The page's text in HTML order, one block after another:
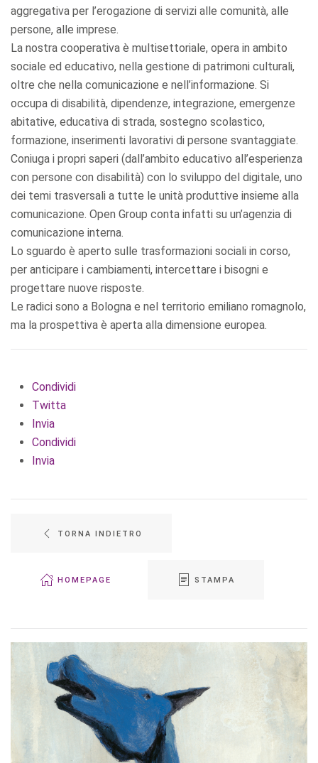
aggregativa per l’erogazione di servizi alle comunità, alle
persone, alle imprese.
La nostra cooperativa è multisettoriale, opera in ambito
sociale ed educativo, nella gestione di patrimoni culturali,
oltre che nella comunicazione e nell’informazione. Si
occupa di disabilità, dipendenze, integrazione, emergenze
abitative, educativa di strada, sostegno scolastico,
formazione, inserimenti lavorativi di persone svantaggiate.
Coniuga i propri saperi (dall’ambito educativo all’esperienza
con persone con disabilità) con lo sviluppo del digitale, uno
dei temi trasversali a tutte le unità produttive insieme alla
comunicazione. Open Group conta infatti su un’agenzia di
comunicazione interna.
Lo sguardo è aperto sulle trasformazioni sociali in corso,
per anticipare i cambiamenti, intercettare i bisogni e
progettare nuove risposte.
Le radici sono a Bologna e nel territorio emiliano romagnolo,
ma la prospettiva è aperta alla dimensione europea.
Condividi
Twitta
Invia
Condividi
Invia
TORNA INDIETRO
HOMEPAGE STAMPA